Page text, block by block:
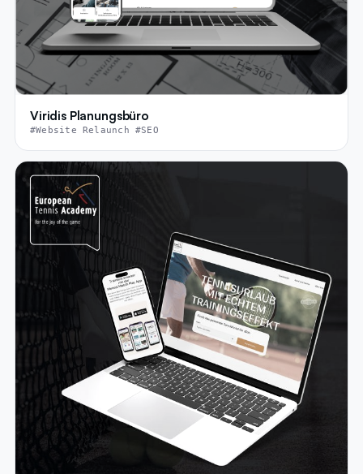
Viridis Planungsbüro
#Website Relaunch #SEO